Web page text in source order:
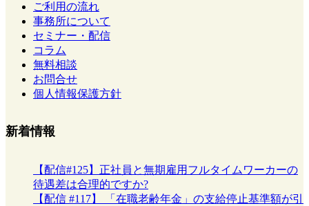
ご利用の流れ
事務所について
セミナー・配信
コラム
無料相談
お問合せ
個人情報保護方針
新着情報
【配信#125】正社員と無期雇用フルタイムワーカーの
待遇差は合理的ですか?
【配信 #117】 「在職老齢年金」の支給停止基準額が引